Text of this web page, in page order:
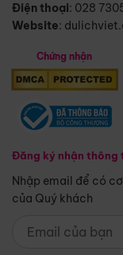
Điện thoại: 028
Website:
Chứng nhận
Đăng ký nhận thông
Nhập email để có
của Quý khách